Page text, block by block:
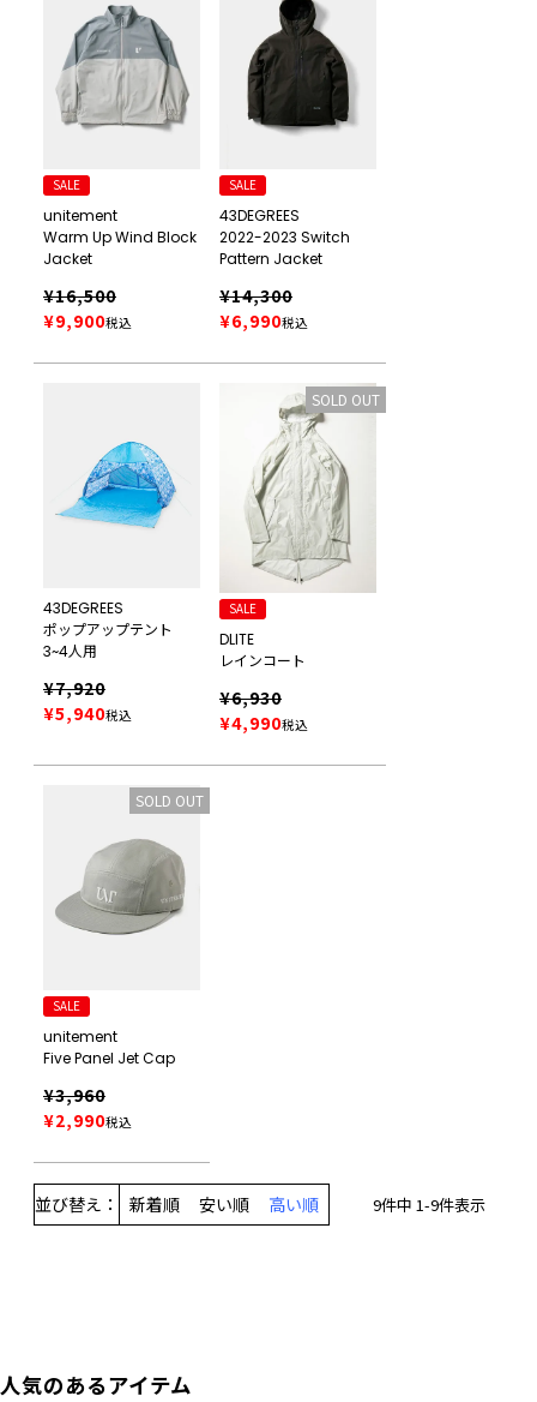
SALE
unitement
Warm Up Wind Block
Jacket
¥16,500
¥9,900税込
SALE
43DEGREES
2022-2023 Switch
Pattern Jacket
¥14,300
¥6,990税込
43DEGREES
ポップアップテント
3~4人用
¥7,920
¥5,940税込
SALE
DLITE
レインコート
¥6,930
¥4,990税込
SOLD OUT
SALE
unitement
Five Panel Jet Cap
¥3,960
¥2,990税込
SOLD OUT
並び替え 新着順 安い順 高い順 9件中 1-9件表示
人気のあるアイテム